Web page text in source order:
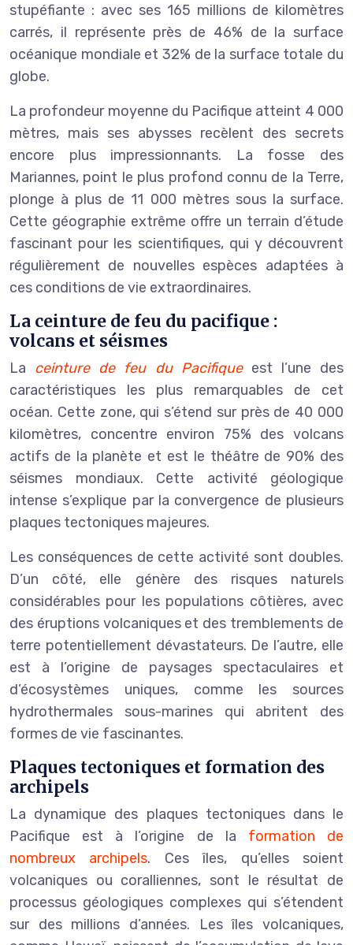
stupéfiante : avec ses 165 millions de kilomètres
carrés, il représente près de 46% de la surface
océanique mondiale et 32% de la surface totale du
globe.
La profondeur moyenne du Pacifique atteint 4 000
mètres, mais ses abysses recèlent des secrets
encore plus impressionnants. La fosse des
Mariannes, point le plus profond connu de la Terre,
plonge à plus de 11 000 mètres sous la surface.
Cette géographie extrême offre un terrain d’étude
fascinant pour les scientifiques, qui y découvrent
régulièrement de nouvelles espèces adaptées à
ces conditions de vie extraordinaires.
La ceinture de feu du pacifique :
volcans et séismes
La ceinture de feu du Pacifique est l’une des
caractéristiques les plus remarquables de cet
océan. Cette zone, qui s’étend sur près de 40 000
kilomètres, concentre environ 75% des volcans
actifs de la planète et est le théâtre de 90% des
séismes mondiaux. Cette activité géologique
intense s’explique par la convergence de plusieurs
plaques tectoniques majeures.
Les conséquences de cette activité sont doubles.
D’un côté, elle génère des risques naturels
considérables pour les populations côtières, avec
des éruptions volcaniques et des tremblements de
terre potentiellement dévastateurs. De l’autre, elle
est à l’origine de paysages spectaculaires et
d’écosystèmes uniques, comme les sources
hydrothermales sous-marines qui abritent des
formes de vie fascinantes.
Plaques tectoniques et formation des
archipels
La dynamique des plaques tectoniques dans le
Pacifique est à l’origine de la formation de
nombreux archipels. Ces îles, qu’elles soient
volcaniques ou coralliennes, sont le résultat de
processus géologiques complexes qui s’étendent
sur des millions d’années. Les îles volcaniques,